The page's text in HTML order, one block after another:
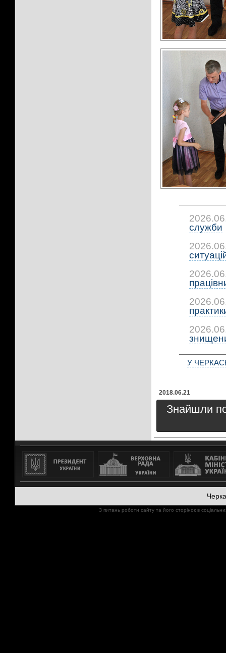
служби
2018.06.21
У
Знайшли
З питань роботи сайту та його сторінок в